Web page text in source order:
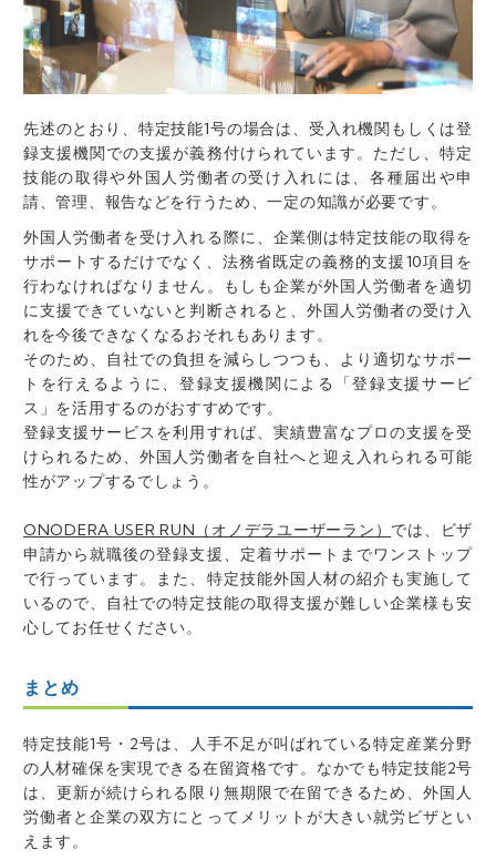
先述のとおり、特定技能1号の場合は、受入れ機関もしくは登
録支援機関での支援が義務付けられています。ただし、特定
技能の取得や外国人労働者の受け入れには、各種届出や申
請、管理、報告などを行うため、一定の知識が必要です。
外国人労働者を受け入れる際に、企業側は特定技能の取得を
サポートするだけでなく、法務省既定の義務的支援10項目を
行わなければなりません。もしも企業が外国人労働者を適切
に支援できていないと判断されると、外国人労働者の受け入
れを今後できなくなるおそれもあります。
そのため、自社での負担を減らしつつも、より適切なサポー
トを行えるように、登録支援機関による「登録支援サービ
ス」を活用するのがおすすめです。
登録支援サービスを利用すれば、実績豊富なプロの支援を受
けられるため、外国人労働者を自社へと迎え入れられる可能
性がアップするでしょう。
ONODERA USER RUN（オノデラユーザーラン） では、ビザ
申請から就職後の登録支援、定着サポートまでワンストップ
で行っています。また、特定技能外国人材の紹介も実施して
いるので、自社での特定技能の取得支援が難しい企業様も安
心してお任せください。
まとめ
特定技能1号・2号は、人手不足が叫ばれている特定産業分野
の人材確保を実現できる在留資格です。なかでも特定技能2号
は、更新が続けられる限り無期限で在留できるため、外国人
労働者と企業の双方にとってメリットが大きい就労ビザとい
えます。